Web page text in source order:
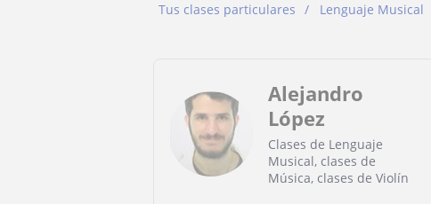
Tus clases particulares Lenguaje Musical
Alejandro
López
Clases de Lenguaje
Musical, clases de
Música, clases de Violín